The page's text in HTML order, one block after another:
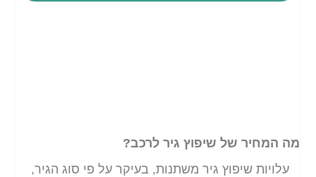
מה המחיר של שיפוץ גיר לרכב?
עלויות שיפוץ גיר משתנות, בעיקר על פי סוג הגיר,